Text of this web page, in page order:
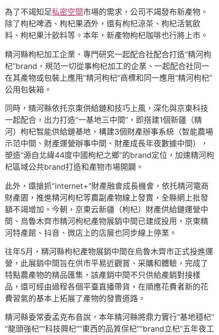
為了不竭知足私密空間市場的需求，公司不竭發布新產物。
除了枸杞啤酒、枸杞果酒外，還有枸杞涼茶、枸杞活氣飲
料、枸杞果汁飲料等。本年，新產物枸杞咖啡也行將上市。
精河縣枸杞加工企業、專門研究一起配合社配合打造“精河枸
杞”brand，規范一切從事枸杞加工的企業、一起配合社同一
在其產物或包裝上應用“精河枸杞”商標和同一應用“精河枸杞”
公用包裝箱。
同時，精河縣依托京東供給鏈和技巧上風，深化與京東科技
一起配合，出力打造“一基地三中間”，即搭建1個新疆（精
河）枸杞智能供給鏈基地，構建3個財產辦事系統（智能農場
示范中間、財產運營辦事中間、財產成長年夜數據中間），
塑造“源自北緯44度中國枸杞之鄉”的brand定位，加速精河枸
杞區域公共brand打造和產物市場開闢。
此外，還搶抓“internet+”財產融會成長機會，依托精河電商
財產園，推進精河枸杞等農副產物線上發賣，全縣網上批發
額不竭增加。今朝，京東云新疆（枸杞）財產供給鏈運營中
間、烏魯木齊市精河枸杞產物展銷中間已建成投用，京東精
河特產館、抖音、微店上的店展也同步線上停業。
往年5月，精河縣枸杞產物展銷中間在烏魯木齊市正式投進運
營，此展銷中間旨在供市平易近觀賞、采購和體驗，完成了
特點農產物的精品匯集，該產銷中間不只供給產銷對接樣
品，還可經由過程各個平臺直播帶貨，在順應花費者新的花
費習氣的基本上拓展了產物的發賣道路。
精河縣委常委孟克布音說，本年精河縣將鼎力實行“基地穩杞”
“龍頭強杞”“科技興杞”“東西的品質保杞”“brand立杞”五年夜工